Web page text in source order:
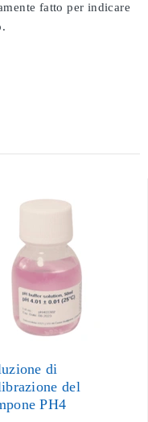
fatto per indicare
di
del
PH4